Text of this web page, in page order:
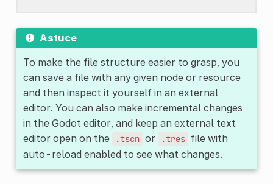
Astuce
To make the file structure easier to grasp, you
can save a file with any given node or resource
and then inspect it yourself in an external
editor. You can also make incremental changes
in the Godot editor, and keep an external text
editor open on the
.tscn or .tres file with
auto-reload enabled to see what changes.